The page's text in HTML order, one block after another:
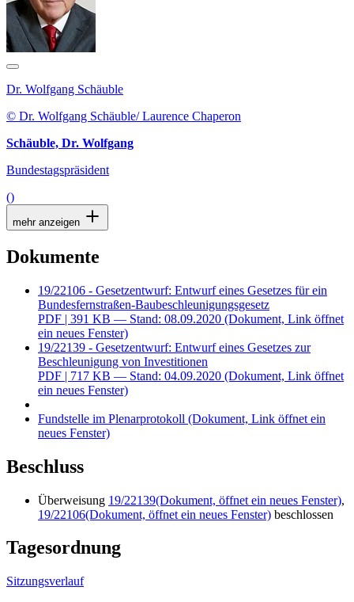
Dr. Wolfgang Schäuble
© Dr. Wolfgang Schäuble/ Laurence Chaperon
Schäuble, Dr. Wolfgang
Bundestagspräsident
()
mehr anzeigen
Dokumente
19/22106 - Gesetzentwurf: Entwurf eines Gesetzes für ein
Bundesfernstraßen-Baubeschleunigungsgesetz
PDF | 391 KB — Stand: 08.09.2020 (Dokument, Link öffnet
ein neues Fenster)
19/22139 - Gesetzentwurf: Entwurf eines Gesetzes zur
Beschleunigung von Investitionen
PDF | 717 KB — Stand: 04.09.2020 (Dokument, Link öffnet
ein neues Fenster)
Fundstelle im Plenarprotokoll (Dokument, Link öffnet ein
neues Fenster)
Beschluss
Überweisung 19/22139(Dokument, öffnet ein neues Fenster),
19/22106(Dokument, öffnet ein neues Fenster) beschlossen
Tagesordnung
Sitzungsverlauf